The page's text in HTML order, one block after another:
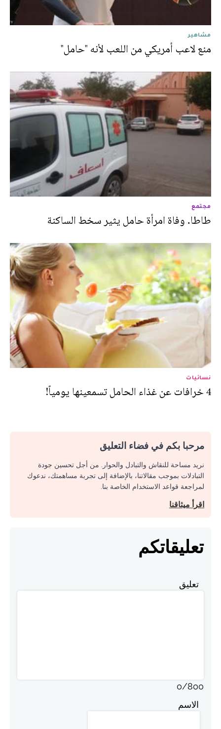
مشاهير
منع لاعب أمريكي من اللعب لأنه "حامل"
مجتمع
طاطا. وفاة امرأة حامل يثير سخط الساكنة
نسائيات
4 خرافات عن غذاء الحامل تسمعينها يومياً!
مرحبا بكم في فضاء التعليق
نريد مساحة للنقاش والتبادل والحوار. من أجل تحسين جودة
التبادلات بموجب مقالاتنا، بالإضافة إلى تجربة مساهمتك، ندعوك
لمراجعة قواعد الاستخدام الخاصة بنا.
اقرأ ميثاقنا
تعليقاتكم
تعليق
0/800
الاسم